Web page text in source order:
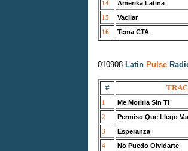
14
Amerika Latina
15
Vacilar
16
Tema CTA
010908 Latin Pulse
#
1 Me Moriria Sin Ti
2
Permiso Que Llego
3
Esperanza
4
No Puedo Olvidarte